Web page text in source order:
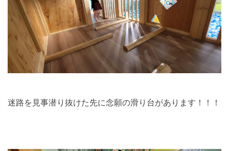
迷路を見事潜り抜けた先に念願の滑り台があります！！！